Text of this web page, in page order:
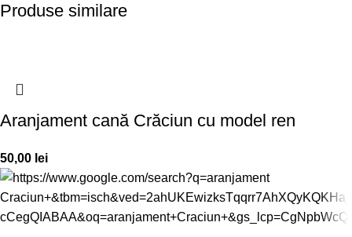
Produse similare
Aranjament cană Crăciun cu model ren
50,00 lei